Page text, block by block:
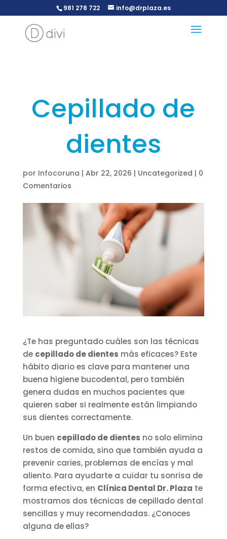
981 278 722 info@drplaza.es
Cepillado de
dientes
por Infocoruna | Abr 22, 2026 | Uncategorized | 0
Comentarios
¿Te has preguntado cuáles son las técnicas
de cepillado de dientes más eficaces? Este
hábito diario es clave para mantener una
buena higiene bucodental, pero también
genera dudas en muchos pacientes que
quieren saber si realmente están limpiando
sus dientes correctamente.
Un buen cepillado de dientes no solo elimina
restos de comida, sino que también ayuda a
prevenir caries, problemas de encías y mal
aliento. Para ayudarte a cuidar tu sonrisa de
forma efectiva, en Clínica Dental Dr. Plaza te
mostramos dos técnicas de cepillado dental
sencillas y muy recomendadas. ¿Conoces
alguna de ellas?